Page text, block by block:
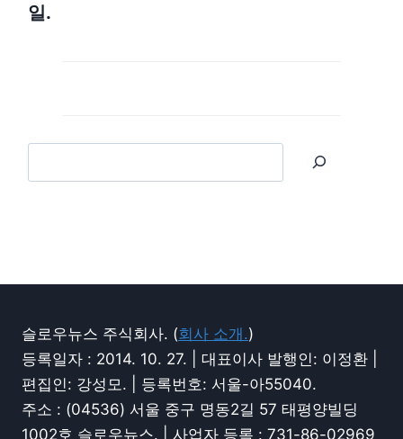
일.
슬로우뉴스 주식회사. (회사 소개.)
등록일자 : 2014. 10. 27. | 대표이사 발행인: 이정환 |
편집인: 강성모. | 등록번호: 서울-아55040.
주소 : (04536) 서울 중구 명동2길 57 태평양빌딩
1002호 슬로우뉴스. | 사업자 등록 : 731-86-02969